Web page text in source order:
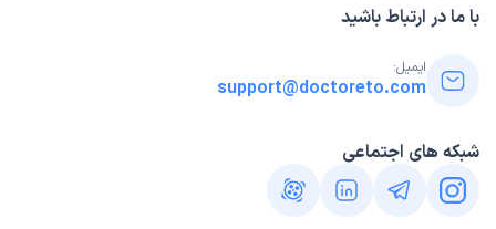
با ما در ارتباط باشید
ایمیل:
support@doctoreto.com
شبکه های اجتماعی